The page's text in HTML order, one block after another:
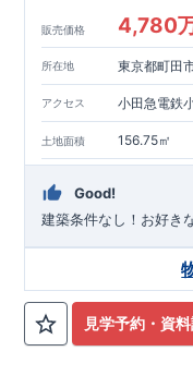
1.2倍の暴風に対しても
取得しています。 ■自
地の仕入れ、設計、施
プロセスに携わってい
快適に暮ら
維持するには、定期的
60年間の保証制度がご
販売価格 4,780
所在地 東京都町田
アクセス 小田急電鉄
土地面積 156.75㎡
Good!
建築条件なし！​お好き
見学予約・資